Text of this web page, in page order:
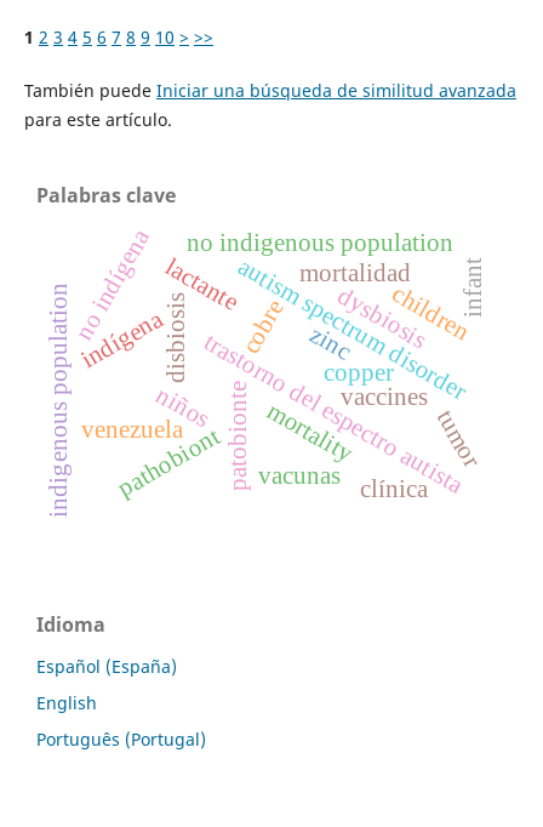
1 2 3 4 5 6 7 8 9 10 > >>
También puede Iniciar una búsqueda de similitud avanzada
para este artículo.
Palabras clave
trastorno del espectro autista
cobre zinc
disbiosis
patobionte
autism spectrum disorder
copper
dysbiosis
pathobiont
mortalidad
indígena
no indígena
niños
venezuela mortality
no indigenous population
indigenous population children
vacunas
vaccines
tumor
lactante infant
clínica
Idioma
Español (España)
English
Português (Portugal)